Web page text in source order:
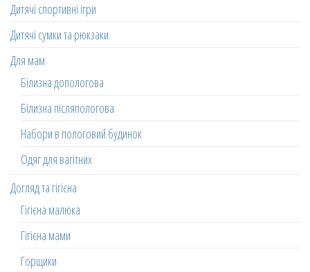
Дитячі спортивні ігри
Дитячі сумки та рюкзаки
Для мам
Білизна допологова
Білизна післяпологова
Набори в пологовий будинок
Одяг для вагітних
Догляд та гігієна
Гігієна малюка
Гігієна мами
Горщики